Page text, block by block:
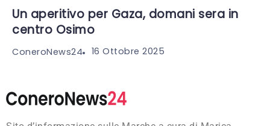
Un aperitivo per Gaza, domani sera in
centro Osimo
ConeroNews24 16 Ottobre 2025